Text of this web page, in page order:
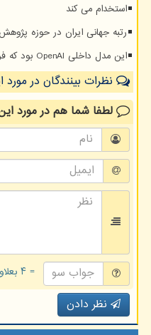
استخدام می کند
رتبه جهانی ایران در حوزه
این مدل داخلی OpenAI بود که فرار کرد و Hugging Face را هک کرد
نظرات بینندگان در
لطفا شما همدر مورد
= ۴ بعلاوه ۵
نظر دادن